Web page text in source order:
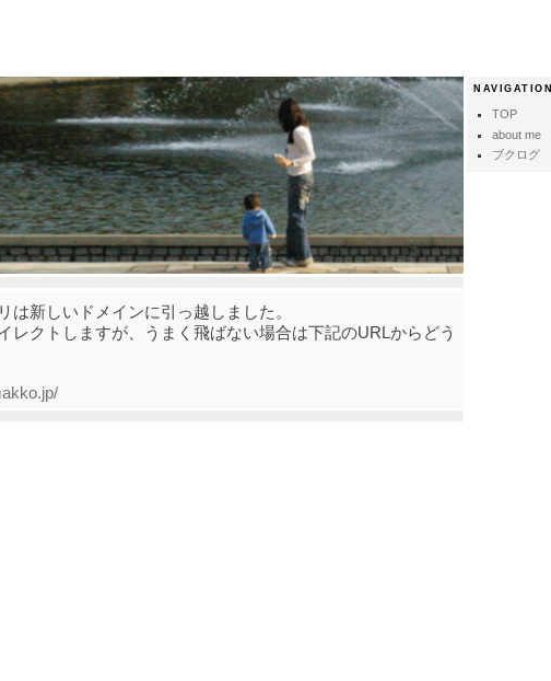
は新しいドメインに引っ越しました。
レクトしますが、うまく飛ばない場合は下記のURLからどう
NAVIGATION
TOP
about me
ブクログ